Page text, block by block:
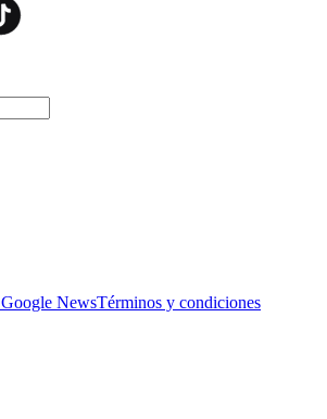
Google NewsTérminos y condiciones